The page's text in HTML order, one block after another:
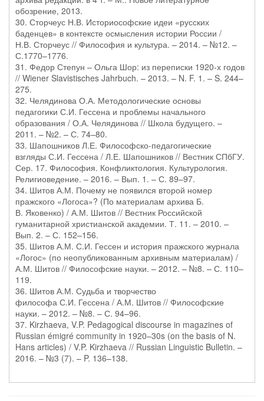
обозрение, 2013.
30. Сторчеус Н.В. Историософские идеи «русских
баденцев» в контексте осмысления истории России /
Н.В. Сторчеус // Философия и культура. – 2014. – №12. –
С.1770–1776.
31. Федор Степун – Ольга Шор: из переписки 1920-х годов
// Wiener Slavistisches Jahrbuch. – 2013. – N. F. 1. – S. 244–
275.
32. Челядинова О.А. Методологические основы
педагогики С.И. Гессена и проблемы начального
образования / О.А. Челядинова // Школа будущего. –
2011. – №2. – С. 74–80.
33. Шапошников Л.Е. Философско-педагогические
взгляды С.И. Гессена / Л.Е. Шапошников // Вестник СПбГУ.
Сер. 17. Философия. Конфликтология. Культурология.
Религиоведение. – 2016. – Вып. 1. – С. 89–97.
34. Шитов А.М. Почему не появился второй номер
пражского «Логоса»? (По материалам архива Б.
В. Яковенко) / А.М. Шитов // Вестник Российской
гуманитарной христианской академии. Т. 11. – 2010. –
Вып. 2. – С. 152–156.
35. Шитов А.М. С.И. Гессен и история пражского журнала
«Логос» (по неопубликованным архивным материалам) /
А.М. Шитов // Философские науки. – 2012. – №8. – С. 110–
119.
36. Шитов А.М. Судьба и творчество
философа С.И. Гессена / А.М. Шитов // Философские
науки. – 2012. – №8. – С. 94–96.
37. Kirzhaeva, V.P. Pedagogical discourse in magazines of
Russian émigré community in 1920–30s (on the basis of N.
Hans articles) / V.P. Kirzhaeva // Russian Linguistic Bulletin. –
2016. – №3 (7). – P. 136–138.